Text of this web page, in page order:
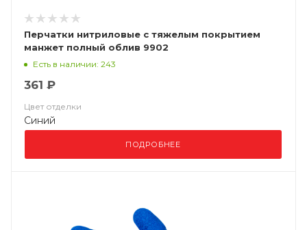
Перчатки нитриловые с тяжелым покрытием
манжет полный облив 9902
Есть в наличии: 243
361 ₽
Цвет отделки
Синий
ПОДРОБНЕЕ